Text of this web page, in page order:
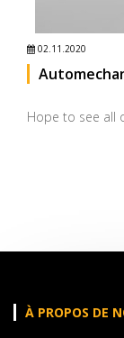
02.11.2020
Hope to see all
À PROPOS DE